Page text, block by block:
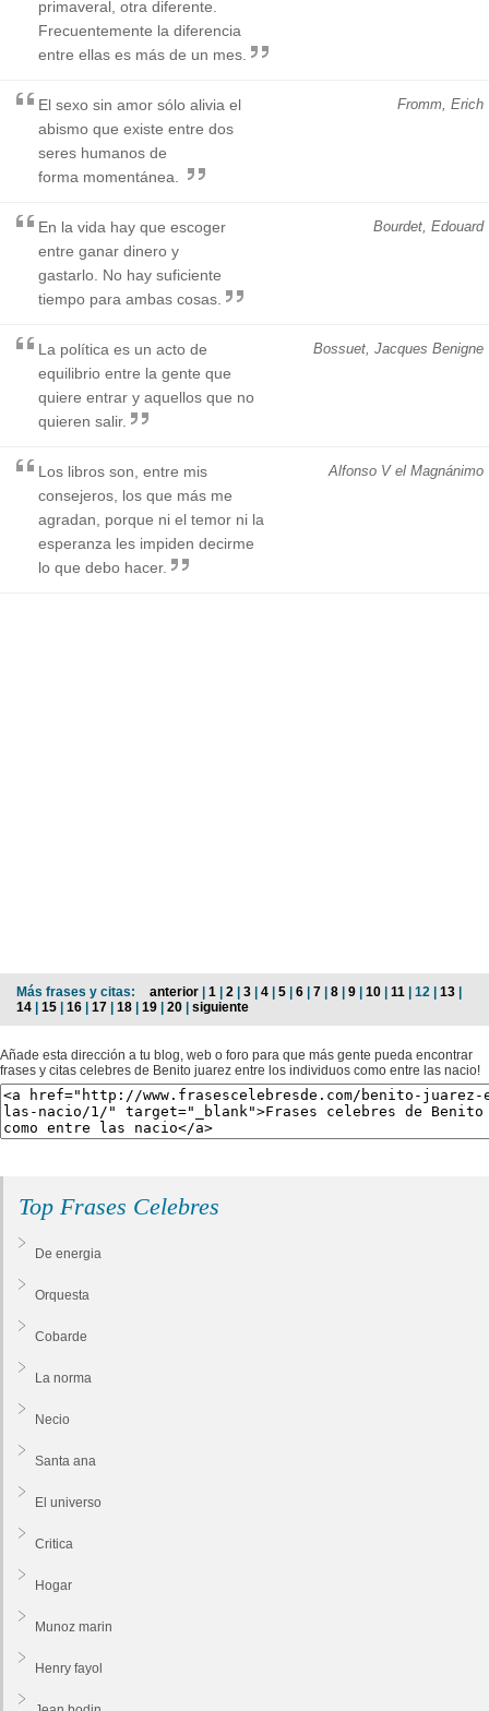
primaveral, otra diferente.
Frecuentemente la diferencia
entre ellas es más de un mes.
Fromm, Erich
El sexo sin amor sólo alivia el
abismo que existe entre dos
seres humanos de
forma momentánea.
Bourdet, Edouard
En la vida hay que escoger
entre ganar dinero y
gastarlo. No hay suficiente
tiempo para ambas cosas.
Bossuet, Jacques Benigne
La política es un acto de
equilibrio entre la gente que
quiere entrar y aquellos que no
quieren salir.
Alfonso V el Magnánimo
Los libros son, entre mis
consejeros, los que más me
agradan, porque ni el temor ni la
esperanza les impiden decirme
lo que debo hacer.
Más frases y citas: anterior | 1 | 2 | 3 | 4 | 5 | 6 | 7 | 8 | 9 | 10 | 11 | 12 | 13 |
14 | 15 | 16 | 17 | 18 | 19 | 20 | siguiente
Añade esta dirección a tu blog, web o foro para que más gente pueda encontrar
frases y citas celebres de Benito juarez entre los individuos como entre las nacio!
Top Frases Celebres
De energia
Orquesta
Cobarde
La norma
Necio
Santa ana
El universo
Critica
Hogar
Munoz marin
Henry fayol